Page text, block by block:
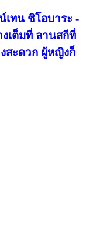
เทน ชิโอบาระ -
เต็มที่ ลานสกีที่
สะดวก ผู้หญิงก็